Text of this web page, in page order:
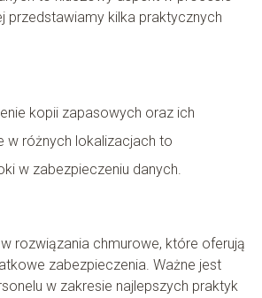
przedstawiamy kilka praktycznych
kopii zapasowych oraz ich
w różnych lokalizacjach to
w zabezpieczeniu danych.
rozwiązania chmurowe, które oferują
zabezpieczenia. Ważne jest
w zakresie najlepszych praktyk